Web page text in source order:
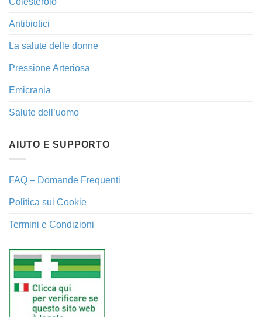
Antibiotici
La salute delle donne
Pressione Arteriosa
Emicrania
Salute dell’uomo
AIUTO E SUPPORTO
FAQ – Domande Frequenti
Politica sui Cookie
Termini e Condizioni